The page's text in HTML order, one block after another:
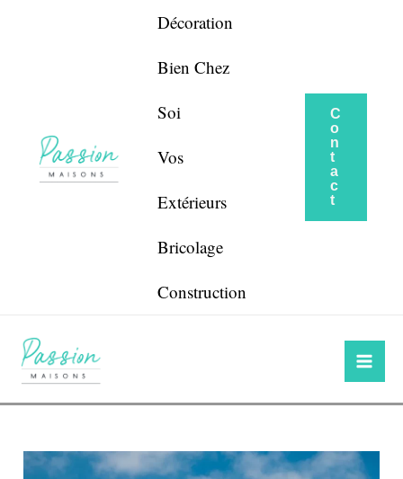
Décoration
Bien Chez
Soi
Vos
Extérieurs
Bricolage
Construction
C
o
n
t
a
c
t